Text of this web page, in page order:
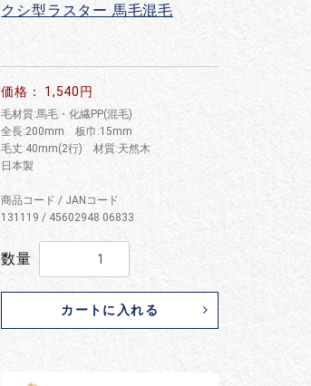
クシ型ラスター 馬毛混毛
価格： 1,540円
毛材質:馬毛・化繊PP(混毛)
全長:200mm 板巾:15mm
毛丈:40mm(2行) 材質:天然木
日本製
商品コード / JANコード
131119 / 45602948 06833
数量
カートに入れる